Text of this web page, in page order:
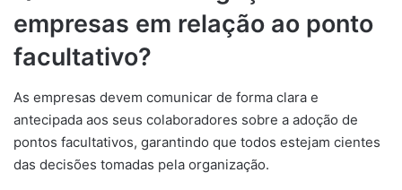
empresas em relação ao ponto
facultativo?
As empresas devem comunicar de forma clara e
antecipada aos seus colaboradores sobre a adoção de
pontos facultativos, garantindo que todos estejam cientes
das decisões tomadas pela organização.